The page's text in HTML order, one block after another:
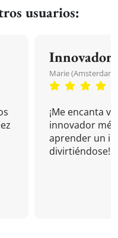
usuarios:
Innovador
Marie (Amsterdam,
¡Me encanta
innovador
aprender un
divirtiéndose!